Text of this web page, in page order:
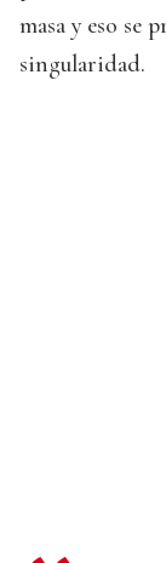
masa y eso se
singularidad.